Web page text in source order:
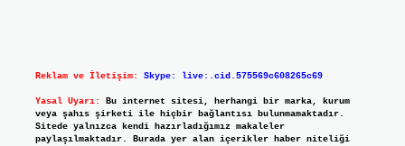
Reklam ve İletişim: Skype: live:.cid.575569c608265c69
Yasal Uyarı:
Bu internet sitesi, herhangi bir marka, kurum
veya şahıs şirketi ile hiçbir bağlantısı bulunmamaktadır.
Sitede yalnızca kendi hazırladığımız makaleler
paylaşılmaktadır. Burada yer alan içerikler haber niteliği